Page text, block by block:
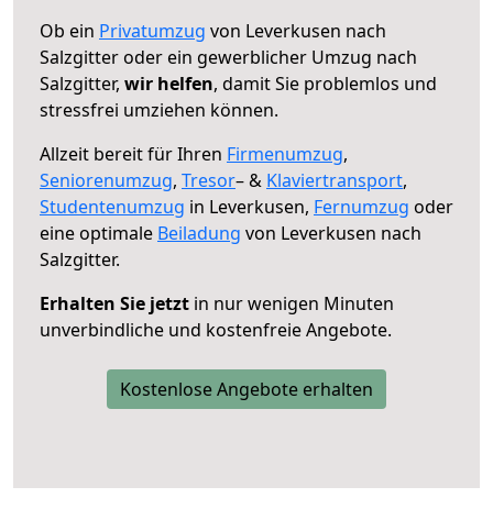
Ob ein Privatumzug von Leverkusen nach
Salzgitter oder ein gewerblicher Umzug nach
Salzgitter, wir helfen, damit Sie problemlos und
stressfrei umziehen können.
Allzeit bereit für Ihren Firmenumzug,
Seniorenumzug, Tresor– & Klaviertransport,
Studentenumzug in Leverkusen, Fernumzug oder
eine optimale Beiladung von Leverkusen nach
Salzgitter.
Erhalten Sie jetzt in nur wenigen Minuten
unverbindliche und kostenfreie Angebote.
Kostenlose Angebote erhalten